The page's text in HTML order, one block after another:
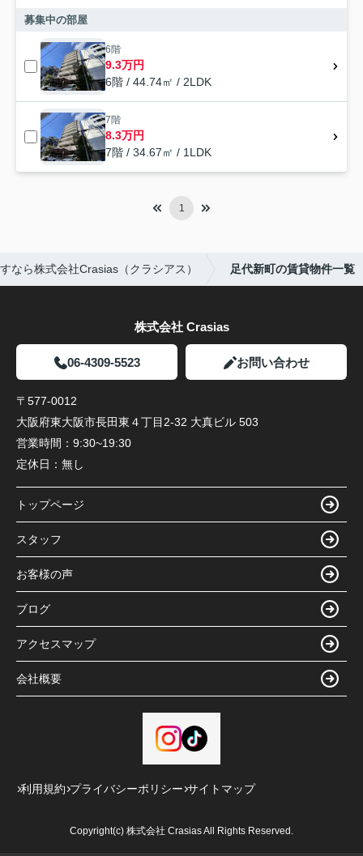
募集中の部屋
6階
9.3万円
6階 / 44.74㎡ / 2LDK
7階
8.3万円
7階 / 34.67㎡ / 1LDK
1
なら株式会社Crasias（クラシアス） 足代新町の賃貸物件一覧
株式会社 Crasias
06-4309-5523 お問い合わせ
〒577-0012
大阪府東大阪市長田東４丁目2-32 大真ビル 503
営業時間： 9:30~19:30
定休日： 無し
トップページ
スタッフ
お客様の声
ブログ
アクセスマップ
会社概要
利用規約 プライバシーポリシー サイトマップ
Copyright(c) 株式会社 Crasias All Rights Reserved.